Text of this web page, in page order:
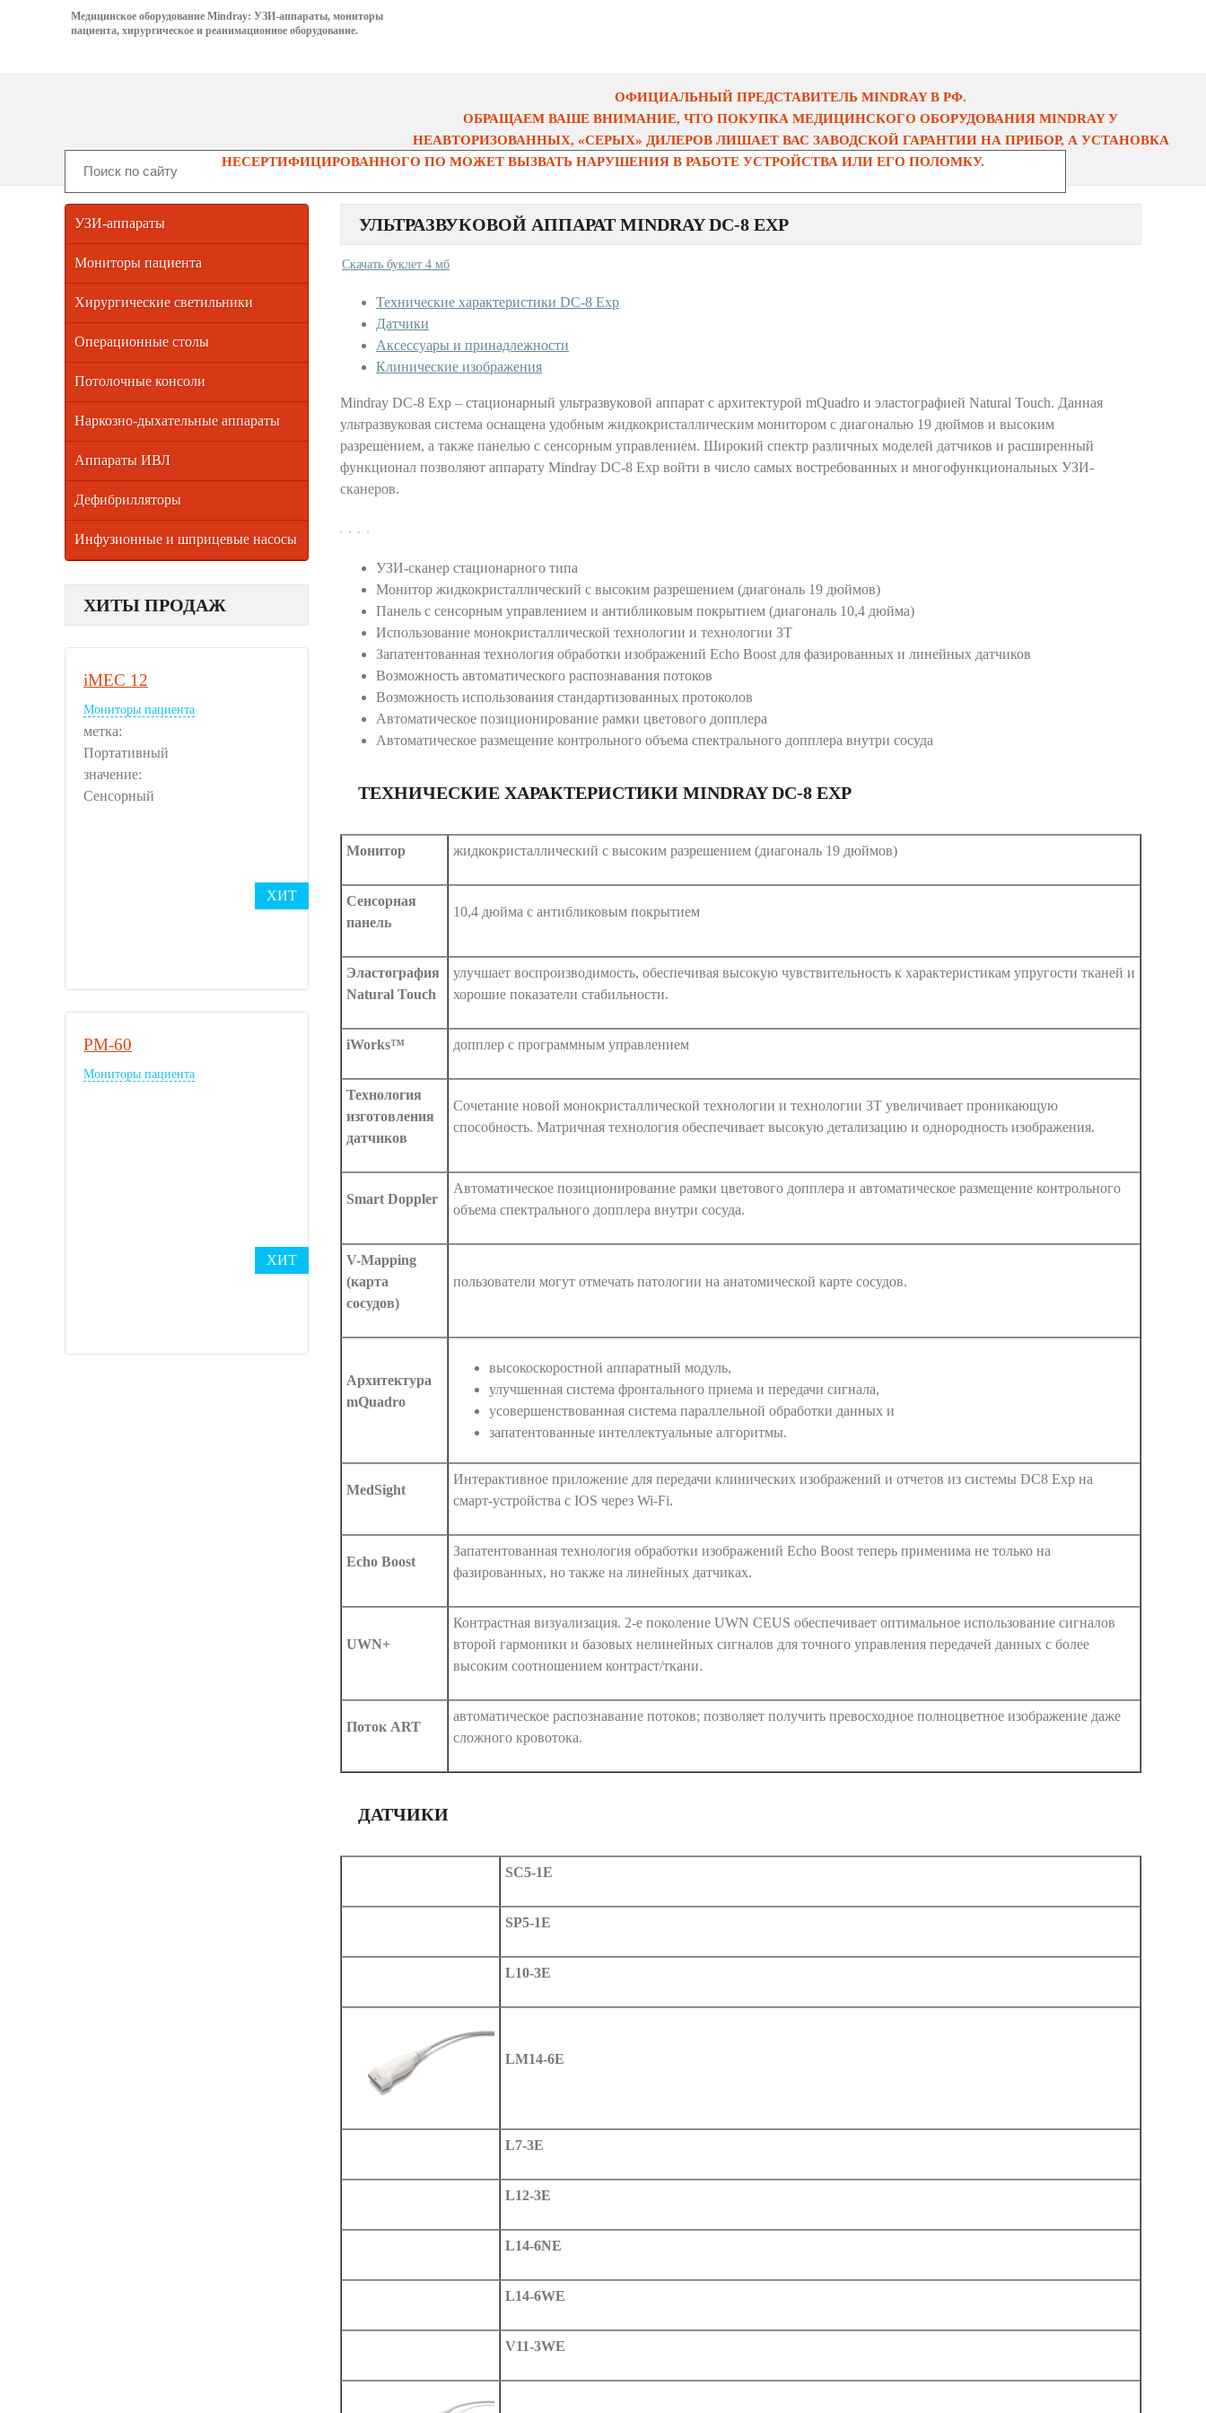
Медицинское оборудование Mindray: УЗИ-аппараты, мониторы
пациента, хирургическое и реанимационное оборудование.
ОФИЦИАЛЬНЫЙ ПРЕДСТАВИТЕЛЬ MINDRAY В РФ.
ОБРАЩАЕМ ВАШЕ ВНИМАНИЕ, ЧТО ПОКУПКА МЕДИЦИНСКОГО ОБОРУДОВАНИЯ MINDRAY У
НЕАВТОРИЗОВАННЫХ, «СЕРЫХ» ДИЛЕРОВ ЛИШАЕТ ВАС ЗАВОДСКОЙ ГАРАНТИИ НА ПРИБОР, А УСТАНОВКА
НЕСЕРТИФИЦИРОВАННОГО ПО МОЖЕТ ВЫЗВАТЬ НАРУШЕНИЯ В РАБОТЕ УСТРОЙСТВА ИЛИ ЕГО ПОЛОМКУ.
УЗИ-аппараты
Мониторы пациента
Хирургические светильники
Операционные столы
Потолочные консоли
Наркозно-дыхательные аппараты
Аппараты ИВЛ
Дефибрилляторы
Инфузионные и шприцевые насосы
ХИТЫ ПРОДАЖ
iMEC 12
ХИТ
Мониторы пациента
метка:
Портативный
значение:
Сенсорный
PM-60
ХИТ
Мониторы пациента
УЛЬТРАЗВУКОВОЙ АППАРАТ MINDRAY DC-8 EXP
Скачать буклет 4 мб
Технические характеристики DC-8 Exp
Датчики
Аксессуары и принадлежности
Клинические изображения
Mindray DC-8 Exp – стационарный ультразвуковой аппарат с архитектурой mQuadro и эластографией Natural Touch. Данная
ультразвуковая система оснащена удобным жидкокристаллическим монитором с диагональю 19 дюймов и высоким
разрешением, а также панелью с сенсорным управлением. Широкий спектр различных моделей датчиков и расширенный
функционал позволяют аппарату Mindray DC-8 Exp войти в число самых востребованных и многофункциональных УЗИ-
сканеров.
УЗИ-сканер стационарного типа
Монитор жидкокристаллический с высоким разрешением (диагональ 19 дюймов)
Панель с сенсорным управлением и антибликовым покрытием (диагональ 10,4 дюйма)
Использование монокристаллической технологии и технологии 3T
Запатентованная технология обработки изображений Echo Boost для фазированных и линейных датчиков
Возможность автоматического распознавания потоков
Возможность использования стандартизованных протоколов
Автоматическое позиционирование рамки цветового допплера
Автоматическое размещение контрольного объема спектрального допплера внутри сосуда
ТЕХНИЧЕСКИЕ ХАРАКТЕРИСТИКИ MINDRAY DC-8 EXP
Монитор жидкокристаллический с высоким разрешением (диагональ 19 дюймов)
Сенсорная
панель
10,4 дюйма с антибликовым покрытием
Эластография
Natural Touch
улучшает воспроизводимость, обеспечивая высокую чувствительность к характеристикам упругости тканей и
хорошие показатели стабильности.
iWorks™ допплер с программным управлением
Технология
изготовления
датчиков
Сочетание новой монокристаллической технологии и технологии 3T увеличивает проникающую
способность. Матричная технология обеспечивает высокую детализацию и однородность изображения.
Smart Doppler
Автоматическое позиционирование рамки цветового допплера и автоматическое размещение контрольного
объема спектрального допплера внутри сосуда.
V-Mapping
(карта
сосудов)
пользователи могут отмечать патологии на анатомической карте сосудов.
Архитектура
mQuadro
высокоскоростной аппаратный модуль,
улучшенная система фронтального приема и передачи сигнала,
усовершенствованная система параллельной обработки данных и
запатентованные интеллектуальные алгоритмы.
MedSight
Интерактивное приложение для передачи клинических изображений и отчетов из системы DC8 Exp на
смарт-устройства с IOS через Wi-Fi.
Echo Boost
Запатентованная технология обработки изображений Echo Boost теперь применима не только на
фазированных, но также на линейных датчиках.
UWN+
Контрастная визуализация. 2-е поколение UWN CEUS обеспечивает оптимальное использование сигналов
второй гармоники и базовых нелинейных сигналов для точного управления передачей данных с более
высоким соотношением контраст/ткани.
Поток ART
автоматическое распознавание потоков; позволяет получить превосходное полноцветное изображение даже
сложного кровотока.
ДАТЧИКИ
SC5-1E
SP5-1E
L10-3E
LM14-6E
L7-3E
L12-3E
L14-6NE
L14-6WE
V11-3WE